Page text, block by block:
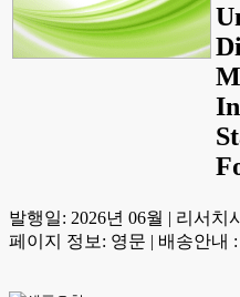
발행일: 2026년 06월 | 리서치
페이지 정보: 영문 | 배송안내